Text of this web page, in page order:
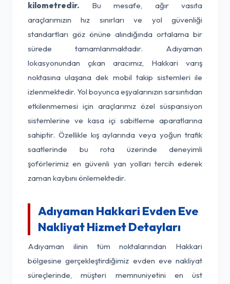
kilometredir. Bu mesafe, ağır vasıta
araçlarımızın hız sınırları ve yol güvenliği
standartları göz önüne alındığında ortalama bir
sürede tamamlanmaktadır. Adıyaman
lokasyonundan çıkan aracımız, Hakkari varış
noktasına ulaşana dek mobil takip sistemleri ile
izlenmektedir. Yol boyunca eşyalarınızın sarsıntıdan
etkilenmemesi için araçlarımız özel süspansiyon
sistemlerine ve kasa içi sabitleme aparatlarına
sahiptir. Özellikle kış aylarında veya yoğun trafik
saatlerinde bu rota üzerinde deneyimli
şoförlerimiz en güvenli yan yolları tercih ederek
zaman kaybını önlemektedir.
Adıyaman Hakkari Evden Eve
Nakliyat Hizmet Detayları
Adıyaman ilinin tüm noktalarından Hakkari
bölgesine gerçekleştirdiğimiz evden eve nakliyat
süreçlerinde, müşteri memnuniyetini en üst